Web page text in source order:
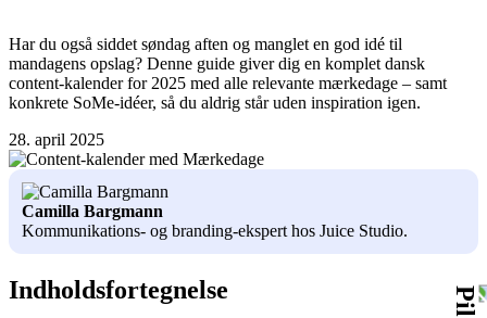
Har du også siddet søndag aften og manglet en god idé til
mandagens opslag? Denne guide giver dig en komplet dansk
content-kalender for 2025 med alle relevante mærkedage – samt
konkrete SoMe-idéer, så du aldrig står uden inspiration igen.
28. april 2025
Camilla Bargmann
Kommunikations- og branding-ekspert hos Juice Studio.
Indholdsfortegnelse